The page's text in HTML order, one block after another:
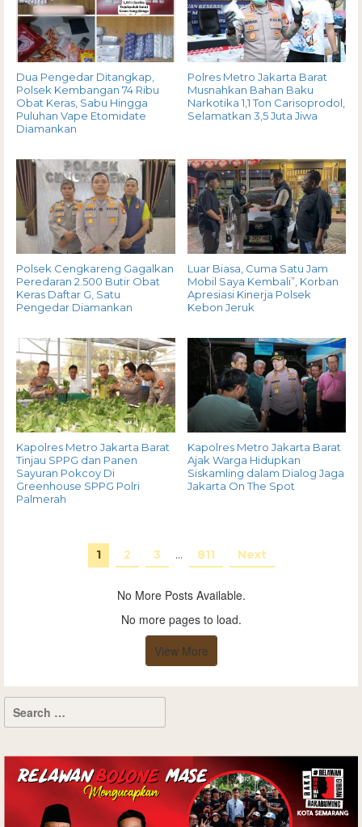
Dua Pengedar Ditangkap,
Polsek Kembangan 74 Ribu
Obat Keras, Sabu Hingga
Puluhan Vape Etomidate
Diamankan
Polres Metro Jakarta Barat
Musnahkan Bahan Baku
Narkotika 1,1 Ton Carisoprodol,
Selamatkan 3,5 Juta Jiwa
Polsek Cengkareng Gagalkan
Peredaran 2.500 Butir Obat
Keras Daftar G, Satu
Pengedar Diamankan
Luar Biasa, Cuma Satu Jam
Mobil Saya Kembali”, Korban
Apresiasi Kinerja Polsek
Kebon Jeruk
Kapolres Metro Jakarta Barat
Tinjau SPPG dan Panen
Sayuran Pokcoy Di
Greenhouse SPPG Polri
Palmerah
Kapolres Metro Jakarta Barat
Ajak Warga Hidupkan
Siskamling dalam Dialog Jaga
Jakarta On The Spot
1 2 3 … 811 Next
No More Posts Available.
No more pages to load.
View More